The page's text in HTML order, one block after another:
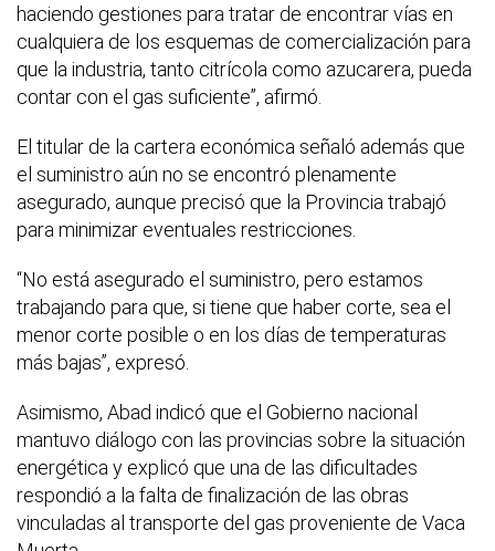
haciendo gestiones para tratar de encontrar vías en
cualquiera de los esquemas de comercialización para
que la industria, tanto citrícola como azucarera, pueda
contar con el gas suficiente”, afirmó.
El titular de la cartera económica señaló además que
el suministro aún no se encontró plenamente
asegurado, aunque precisó que la Provincia trabajó
para minimizar eventuales restricciones.
“No está asegurado el suministro, pero estamos
trabajando para que, si tiene que haber corte, sea el
menor corte posible o en los días de temperaturas
más bajas”, expresó.
Asimismo, Abad indicó que el Gobierno nacional
mantuvo diálogo con las provincias sobre la situación
energética y explicó que una de las dificultades
respondió a la falta de finalización de las obras
vinculadas al transporte del gas proveniente de Vaca